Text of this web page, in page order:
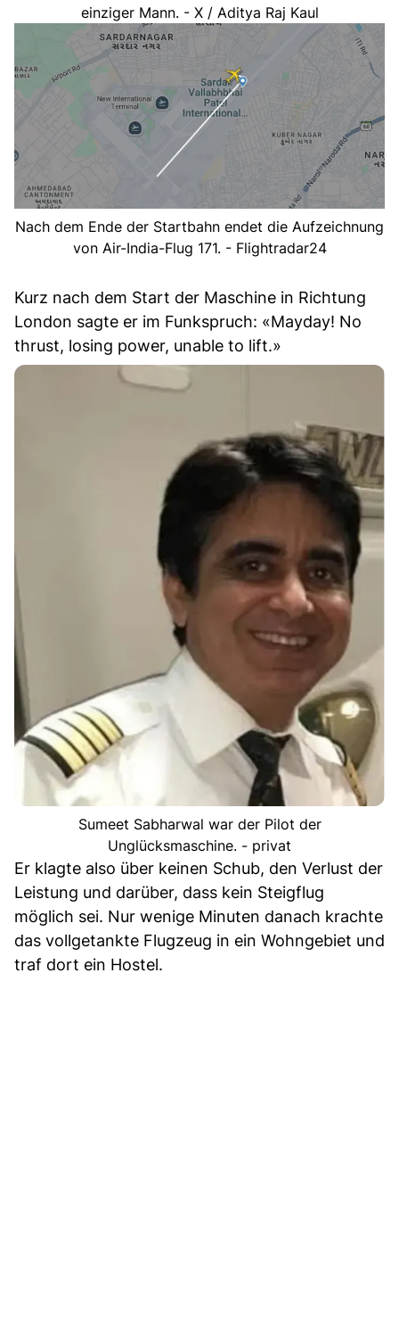
einziger Mann. - X / Aditya Raj Kaul
Nach dem Ende der Startbahn endet die Aufzeichnung
von Air-India-Flug 171. - Flightradar24
Kurz nach dem Start der Maschine in Richtung
London sagte er im Funkspruch: «Mayday! No
thrust, losing power, unable to lift.»
Sumeet Sabharwal war der Pilot der
Unglücksmaschine. - privat
Er klagte also über keinen Schub, den Verlust der
Leistung und darüber, dass kein Steigflug
möglich sei. Nur wenige Minuten danach krachte
das vollgetankte Flugzeug in ein Wohngebiet und
traf dort ein Hostel.